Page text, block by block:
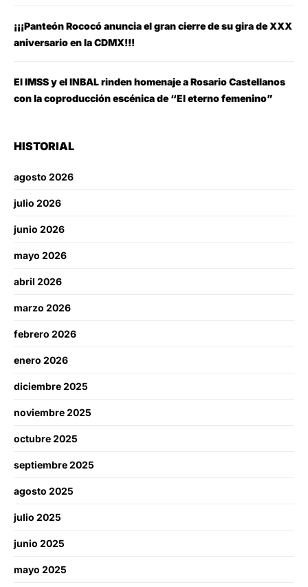
¡¡¡Panteón Rococó anuncia el gran cierre de su gira de XXX
aniversario en la CDMX!!!
El IMSS y el INBAL rinden homenaje a Rosario Castellanos
con la coproducción escénica de “El eterno femenino”
HISTORIAL
agosto 2026
julio 2026
junio 2026
mayo 2026
abril 2026
marzo 2026
febrero 2026
enero 2026
diciembre 2025
noviembre 2025
octubre 2025
septiembre 2025
agosto 2025
julio 2025
junio 2025
mayo 2025